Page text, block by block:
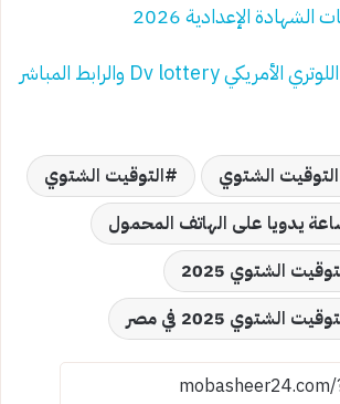
الإعدادية 2026
خطوات التقديم في اللوتري الأمريكي Dv lottery والرابط المباشر
الشتوي
التوقيت الشتوي
يدويا على الهاتف المحمول
الشتوي 2025
2025 في مصر